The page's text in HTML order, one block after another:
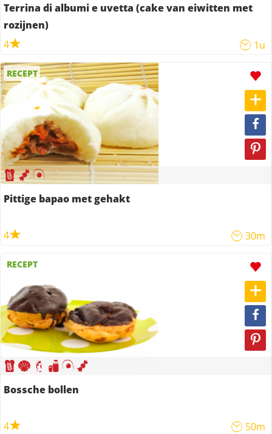
Terrina di albumi e uvetta (cake van eiwitten met
rozijnen)
4
1u
RECEPT
Pittige bapao met gehakt
4 30m
RECEPT
Bossche bollen
4 50m